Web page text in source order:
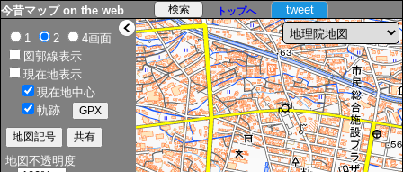
> tweet
今昔マップ on the web トップへ
1 2
4画面
図郭線表示
現在地表示
現在地中心
軌跡
地図不透明度